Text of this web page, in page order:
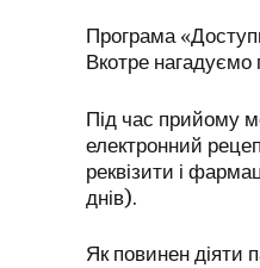
Програма
Вкотре нагадуємо
Під час прийому
електронний
реквізити і
днів).
Як повинен діяти